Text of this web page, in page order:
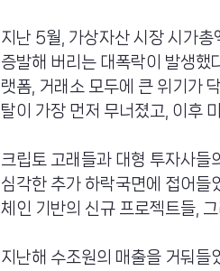
지난 5월, 가상자산 시장 시가
증발해 버리는 대폭락이 발생했
랫폼, 거래소 모두에 큰 위기가
탈이 가장 먼저 무너졌고, 이후
크립토 고래들과 대형 투자사들
심각한 추가 하락국면에 접어들
체인 기반의 신규 프로젝트들,
지난해 수조원의 매출을 거둬들